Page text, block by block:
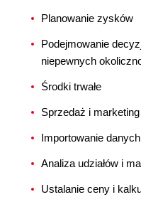
Planowanie zysków
Podejmowanie
niepewnych
Środki trwałe
Sprzedaż i marketing
Importowanie
Analiza udziałów i
Ustalanie ceny i